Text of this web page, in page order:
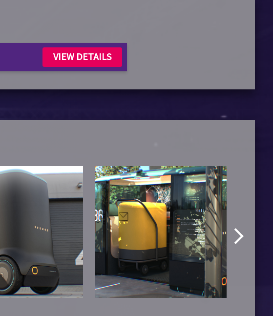
VIEW DETAILS